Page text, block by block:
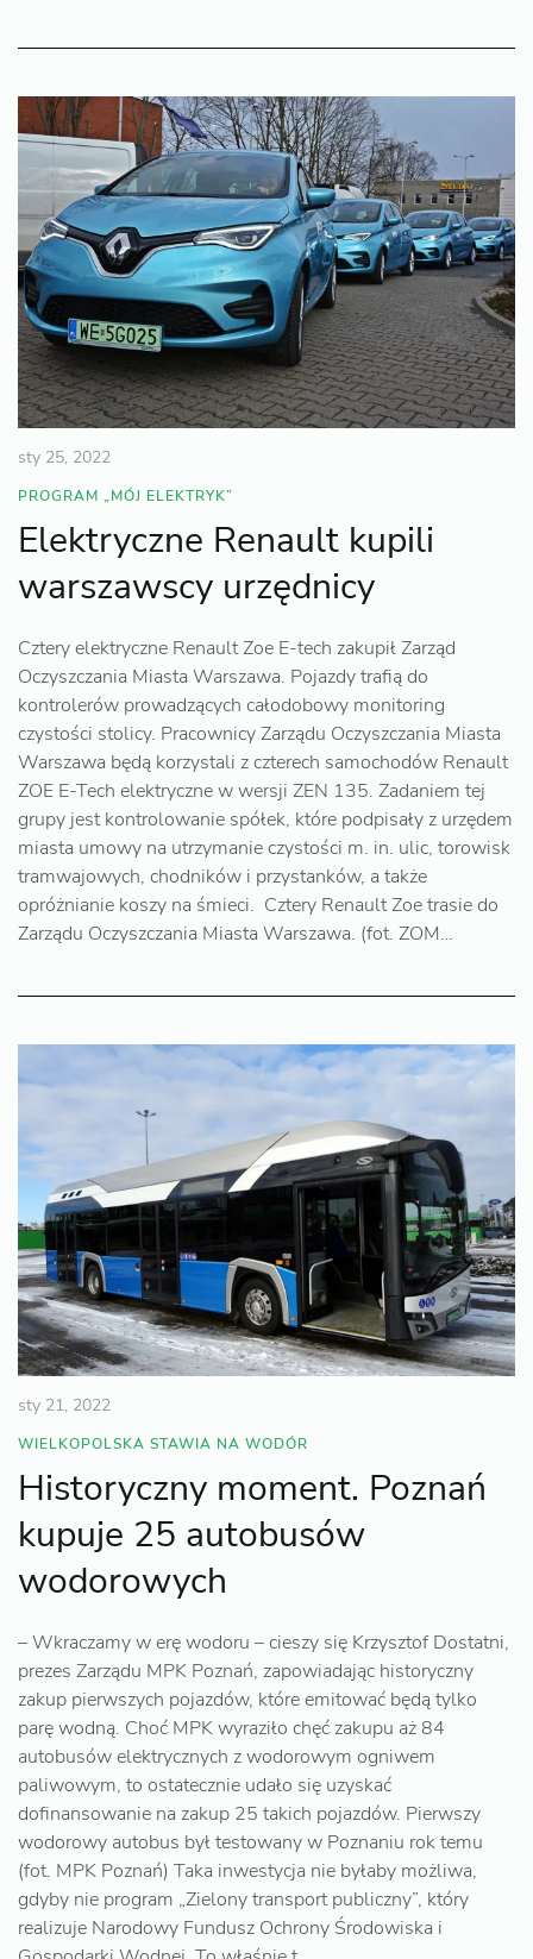
sty 25, 2022
PROGRAM „MÓJ ELEKTRYK”
Elektryczne Renault kupili
warszawscy urzędnicy
Cztery elektryczne Renault Zoe E-tech zakupił Zarząd
Oczyszczania Miasta Warszawa. Pojazdy trafią do
kontrolerów prowadzących całodobowy monitoring
czystości stolicy. Pracownicy Zarządu Oczyszczania Miasta
Warszawa będą korzystali z czterech samochodów Renault
ZOE E-Tech elektryczne w wersji ZEN 135. Zadaniem tej
grupy jest kontrolowanie spółek, które podpisały z urzędem
miasta umowy na utrzymanie czystości m. in. ulic, torowisk
tramwajowych, chodników i przystanków, a także
opróżnianie koszy na śmieci. Cztery Renault Zoe trasie do
Zarządu Oczyszczania Miasta Warszawa. (fot. ZOM…
sty 21, 2022
WIELKOPOLSKA STAWIA NA WODÓR
Historyczny moment. Poznań
kupuje 25 autobusów
wodorowych
– Wkraczamy w erę wodoru – cieszy się Krzysztof Dostatni,
prezes Zarządu MPK Poznań, zapowiadając historyczny
zakup pierwszych pojazdów, które emitować będą tylko
parę wodną. Choć MPK wyraziło chęć zakupu aż 84
autobusów elektrycznych z wodorowym ogniwem
paliwowym, to ostatecznie udało się uzyskać
dofinansowanie na zakup 25 takich pojazdów. Pierwszy
wodorowy autobus był testowany w Poznaniu rok temu
(fot. MPK Poznań) Taka inwestycja nie byłaby możliwa,
gdyby nie program „Zielony transport publiczny”, który
realizuje Narodowy Fundusz Ochrony Środowiska i